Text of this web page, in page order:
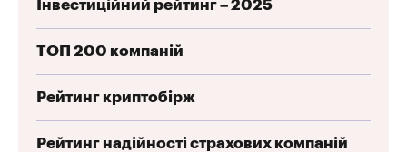
Інвестиційний рейтинг – 2025
ТОП 200 компаній
Рейтинг криптобірж
Рейтинг надійності страхових компаній